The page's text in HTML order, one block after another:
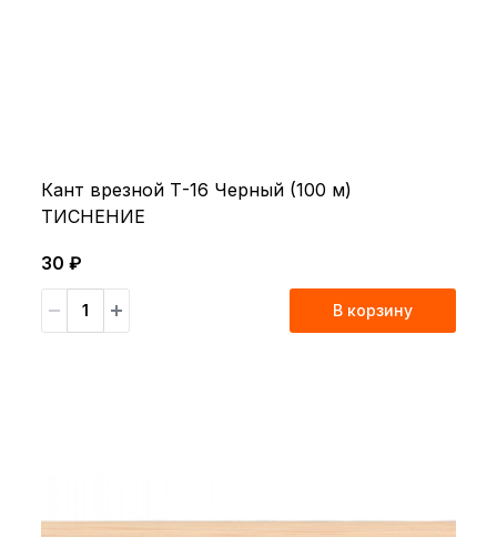
Кант врезной Т-16 Черный (100 м)
ТИСНЕНИЕ
30 ₽
В корзину